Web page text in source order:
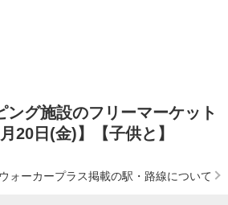
ング施設のフリーマーケット
20日(金)】【子供と】
ウォーカープラス掲載の駅・路線について